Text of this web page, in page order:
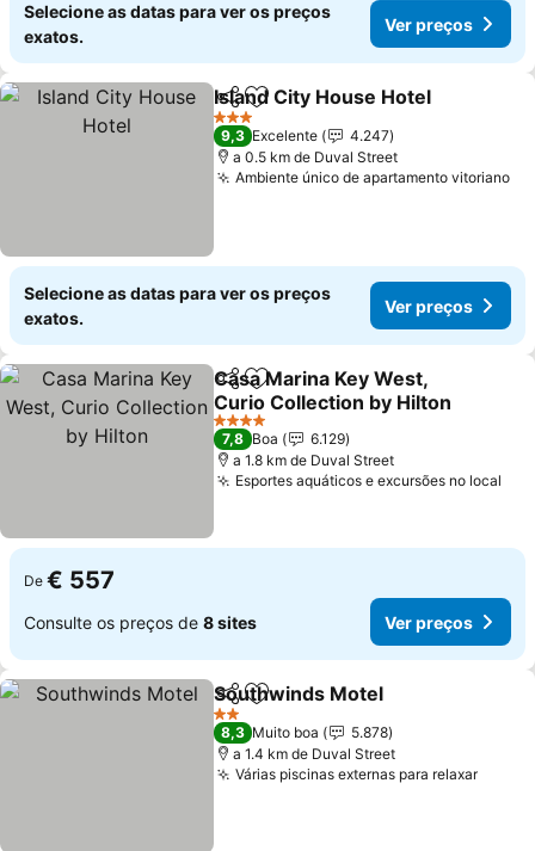
Selecione as datas para ver os preços
exatos.
Ver preços
PartilharAdicionar aos favoritos
Island City House Hotel
3 Estrelas
9,3 Excelente
4.247
a 0.5 km de Duval Street
Ambiente único de apartamento vitoriano
Selecione as datas para ver os preços
exatos.
Ver preços
PartilharAdicionar aos favoritos
Casa Marina Key West,
Curio Collection by Hilton
Ver preços
4 Estrelas
7,8 Boa
6.129
a 1.8 km de Duval Street
Esportes aquáticos e excursões no local
De € 557
Consulte os preços de 8 sites Ver preços
PartilharAdicionar aos favoritos
Southwinds Motel
2 Estrelas
8,3 Muito boa
5.878
a 1.4 km de Duval Street
Várias piscinas externas para relaxarVer